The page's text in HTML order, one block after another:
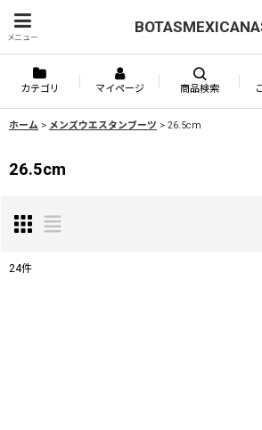
メニュー
カテゴリ マイページ 商品検索
ホーム > メンズウエスタンブーツ > 26.5cm
26.5cm
24件